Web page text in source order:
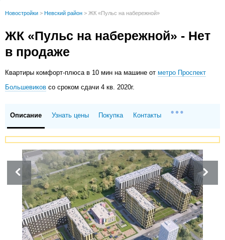
Новостройки > Невский район > ЖК «Пульс на набережной»
ЖК «Пульс на набережной» - Нет
в продаже
Квартиры комфорт-плюса в 10 мин на машине отметро Проспект
Большевиков со сроком сдачи 4 кв. 2020г.
Описание Узнать цены Покупка Контакты